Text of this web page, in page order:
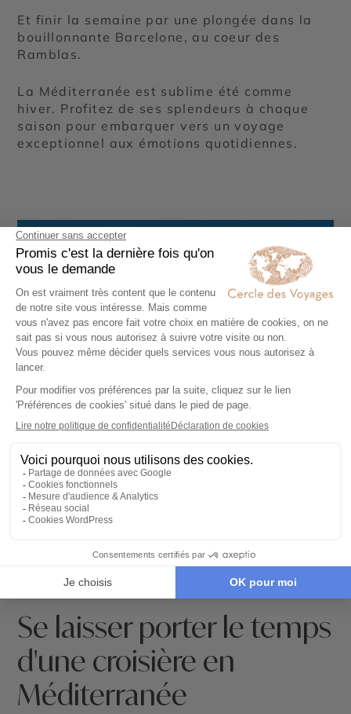
Et finir la semaine par une plongée dans la
bouillonnante Barcelone, au coeur des
Ramblas.
La Méditerranée est sublime été comme
hiver. Profitez de ses splendeurs à chaque
saison pour embarquer vers un voyage
exceptionnel aux émotions quotidiennes.
Se laisser porter le temps
d'une croisière en
Méditerranée